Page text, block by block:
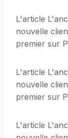
L'article
nouvelle
premier sur
L'article
nouvelle
premier sur
L'article